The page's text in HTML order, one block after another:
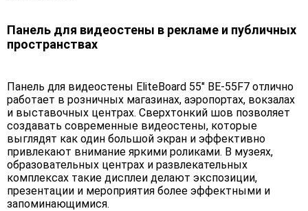
Панель для видеостены в рекламе и публичных
пространствах
Панель для видеостены EliteBoard 55" BE-55F7 отлично
работает в розничных магазинах, аэропортах, вокзалах
и выставочных центрах. Сверхтонкий шов позволяет
создавать современные видеостены, которые
выглядят как один большой экран и эффективно
привлекают внимание яркими роликами. В музеях,
образовательных центрах и развлекательных
комплексах такие дисплеи делают экспозиции,
презентации и мероприятия более эффектными и
запоминающимися.